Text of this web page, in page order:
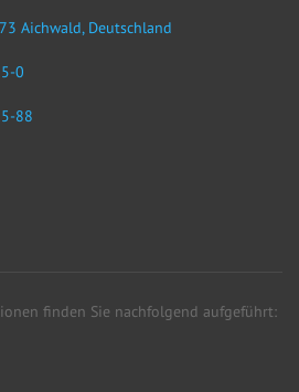
Aichwald, Deutschland
0
88
finden Sie nachfolgend aufgeführt: